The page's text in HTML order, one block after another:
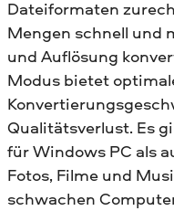
Dateiformaten
Mengen schnell und
und Auflösung
Modus bietet
Qualitätsverlust. Es
für Windows PC als
Fotos, Filme und
schwachen